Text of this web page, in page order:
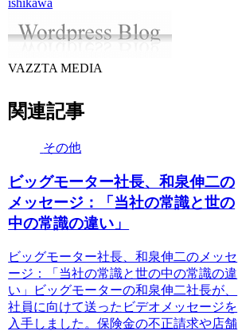
ishikawa
VAZZTA MEDIA
関連記事
その他
ビッグモーター社長、和泉伸二の
メッセージ：「当社の常識と世の
中の常識の違い」
ビッグモーター社長、和泉伸二のメッセ
ージ：「当社の常識と世の中の常識の違
い」ビッグモーターの和泉伸二社長が、
社員に向けて送ったビデオメッセージを
入手しました。保険金の不正請求や店舗